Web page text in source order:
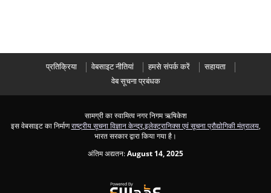
प्रतिक्रिया वेबसाइट नीतियां हमसे संपर्क करें
सहायता
वेब सूचना प्रबंधक
सामग्री का स्वामित्व नगर निगम ऋषिकेश
इस वेबसाइट का निर्माणराष्ट्रीय सूचना विज्ञान केन्द्र,इलेक्ट्रानिक्स एवं सूचना प्रौद्योगिकी मंत्रालय,
भारत सरकार द्वारा किया गया है।
अंतिम अद्यतन:August 14, 2025